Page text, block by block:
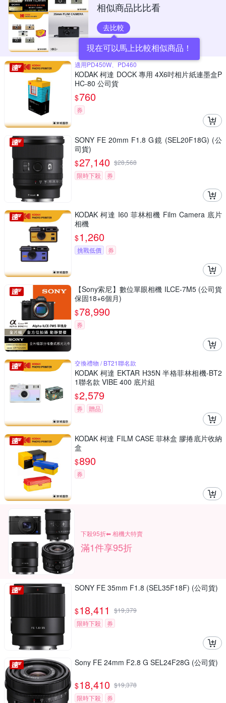
相似商品比比看
去比較
現在可以馬上比較相似商品！
適用PD450W、PD460
KODAK 柯達 DOCK 專用 4X6吋相片紙連墨盒P
HC-80 公司貨
$760
券
SONY FE 20mm F1.8 G鏡 (SEL20F18G) (公
司貨)
$27,140 $28,568
限時下殺
券
KODAK 柯達 I60 菲林相機 Film Camera 底片
相機
$1,260
挑戰低價 券
【Sony索尼】數位單眼相機 ILCE-7M5 (公司貨
保固18+6個月)
$78,990
券
交換禮物 / BT21聯名款
KODAK 柯達 EKTAR H35N 半格菲林相機-BT2
1聯名款 VIBE 400 底片組
$2,579
券 贈品
KODAK 柯達 FILM CASE 菲林盒 膠捲底片收納
盒
$890
券
下殺95折⬅︎ 相機大特賣
滿1件享95折
SONY FE 35mm F1.8 (SEL35F18F) (公司貨)
$18,411 $19,379
限時下殺
券
Sony FE 24mm F2.8 G SEL24F28G (公司貨)
$18,410 $19,378
限時下殺
券